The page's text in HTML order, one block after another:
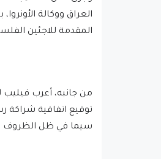
العراق ووكالة
المقدمة للاجئين
من جانبه، أعرب فيليب
توقيع اتفاقية شراكة
سيما في ظل الظروف